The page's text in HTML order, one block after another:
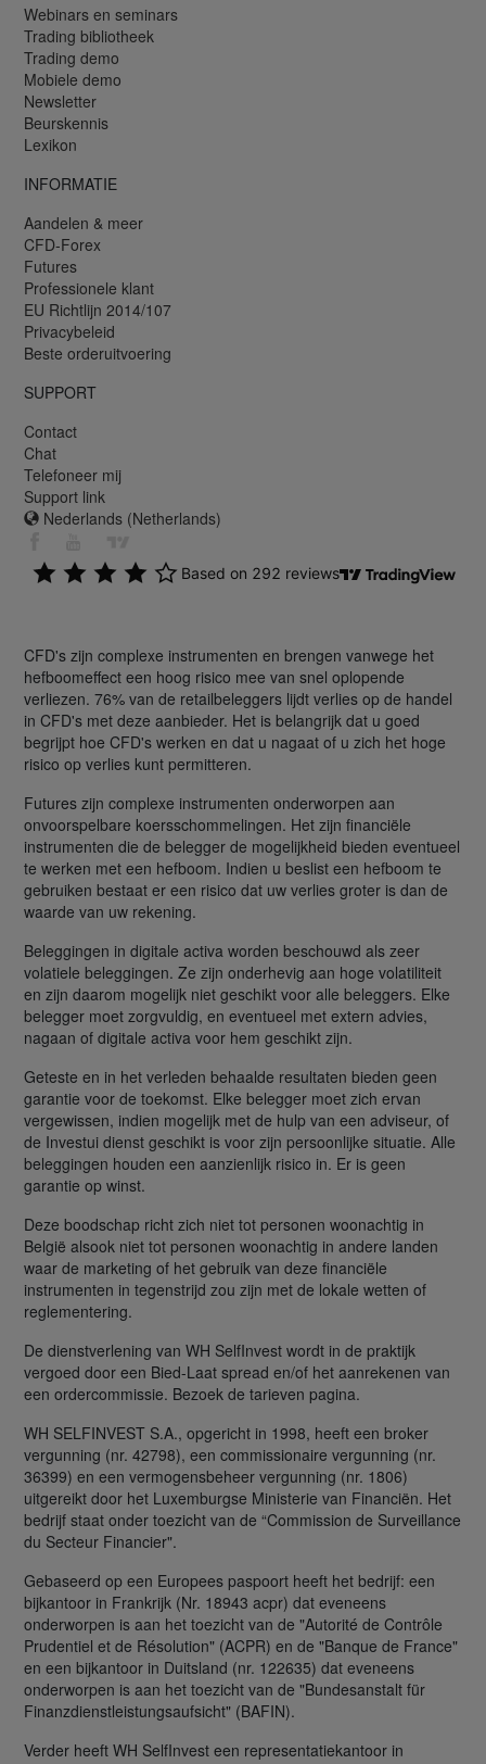
Webinars en seminars
Trading bibliotheek
Trading demo
Mobiele demo
Newsletter
Beurskennis
Lexikon
INFORMATIE
Aandelen & meer
CFD-Forex
Futures
Professionele klant
EU Richtlijn 2014/107
Privacybeleid
Beste orderuitvoering
SUPPORT
Contact
Chat
Telefoneer mij
Support link
Nederlands (Netherlands)
CFD's zijn complexe instrumenten en brengen vanwege het
hefboomeffect een hoog risico mee van snel oplopende
verliezen. 76% van de retailbeleggers lijdt verlies op de handel
in CFD's met deze aanbieder. Het is belangrijk dat u goed
begrijpt hoe CFD's werken en dat u nagaat of u zich het hoge
risico op verlies kunt permitteren.
Futures zijn complexe instrumenten onderworpen aan
onvoorspelbare koersschommelingen. Het zijn financiële
instrumenten die de belegger de mogelijkheid bieden eventueel
te werken met een hefboom. Indien u beslist een hefboom te
gebruiken bestaat er een risico dat uw verlies groter is dan de
waarde van uw rekening.
Beleggingen in digitale activa worden beschouwd als zeer
volatiele beleggingen. Ze zijn onderhevig aan hoge volatiliteit
en zijn daarom mogelijk niet geschikt voor alle beleggers. Elke
belegger moet zorgvuldig, en eventueel met extern advies,
nagaan of digitale activa voor hem geschikt zijn.
Geteste en in het verleden behaalde resultaten bieden geen
garantie voor de toekomst. Elke belegger moet zich ervan
vergewissen, indien mogelijk met de hulp van een adviseur, of
de Investui dienst geschikt is voor zijn persoonlijke situatie. Alle
beleggingen houden een aanzienlijk risico in. Er is geen
garantie op winst.
Deze boodschap richt zich niet tot personen woonachtig in
België alsook niet tot personen woonachtig in andere landen
waar de marketing of het gebruik van deze financiële
instrumenten in tegenstrijd zou zijn met de lokale wetten of
reglementering.
De dienstverlening van WH SelfInvest wordt in de praktijk
vergoed door een Bied-Laat spread en/of het aanrekenen van
een ordercommissie. Bezoek de tarieven pagina.
WH SELFINVEST S.A., opgericht in 1998, heeft een broker
vergunning (nr. 42798), een commissionaire vergunning (nr.
36399) en een vermogensbeheer vergunning (nr. 1806)
uitgereikt door het Luxemburgse Ministerie van Financiën. Het
bedrijf staat onder toezicht van de “Commission de Surveillance
du Secteur Financier".
Gebaseerd op een Europees paspoort heeft het bedrijf: een
bijkantoor in Frankrijk (Nr. 18943 acpr) dat eveneens
onderworpen is aan het toezicht van de "Autorité de Contrôle
Prudentiel et de Résolution" (ACPR) en de "Banque de France"
en een bijkantoor in Duitsland (nr. 122635) dat eveneens
onderworpen is aan het toezicht van de "Bundesanstalt für
Finanzdienstleistungsaufsicht" (BAFIN).
Verder heeft WH SelfInvest een representatiekantoor in